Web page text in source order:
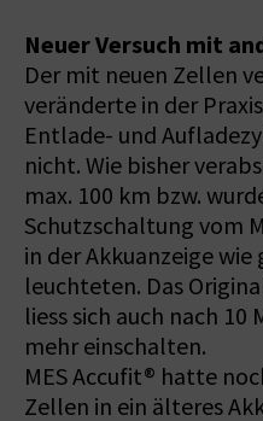
Neuer Versuch mit
Der mit neuen Zellen
veränderte in der
Entlade- und
nicht. Wie bisher
max. 100 km bzw.
Schutzschaltung vom
in der Akkuanzeige
leuchteten. Das
liess sich auch nach
mehr einschalten.
MES Accufit® hatte
Zellen in ein älteres